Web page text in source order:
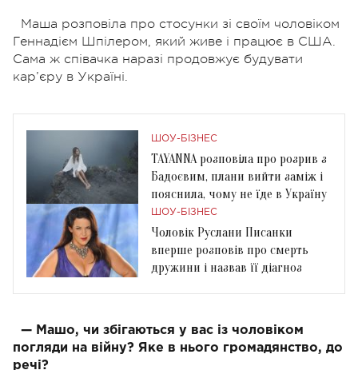
Маша розповіла про стосунки зі своїм чоловіком
Геннадієм Шпілером, який живе і працює в США.
Сама ж співачка наразі продовжує будувати
кар’єру в Україні.
ШОУ-БІЗНЕС
TAYANNA розповіла про розрив з
Бадоєвим, плани вийти заміж і
пояснила, чому не їде в Україну
ШОУ-БІЗНЕС
Чоловік Руслани Писанки
вперше розповів про смерть
дружини і назвав її діагноз
— Машо, чи збігаються у вас із чоловіком
погляди на війну? Яке в нього громадянство, до
речі?